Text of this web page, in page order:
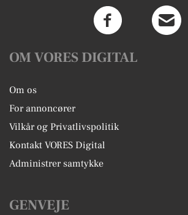
OM VORES DIGITAL
Om os
For annoncører
Vilkår og Privatlivspolitik
Kontakt VORES Digital
Administrer samtykke
GENVEJE